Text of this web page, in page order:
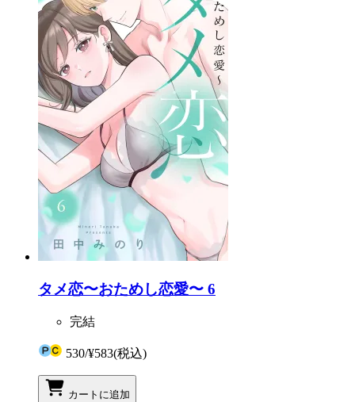
タメ恋〜おためし恋愛〜 6
完結
530/¥583(税込)
カートに追加